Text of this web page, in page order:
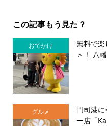
この記事もう見た？
おでかけ
無料で
＞！ 八
グルメ
門司港
ー店「